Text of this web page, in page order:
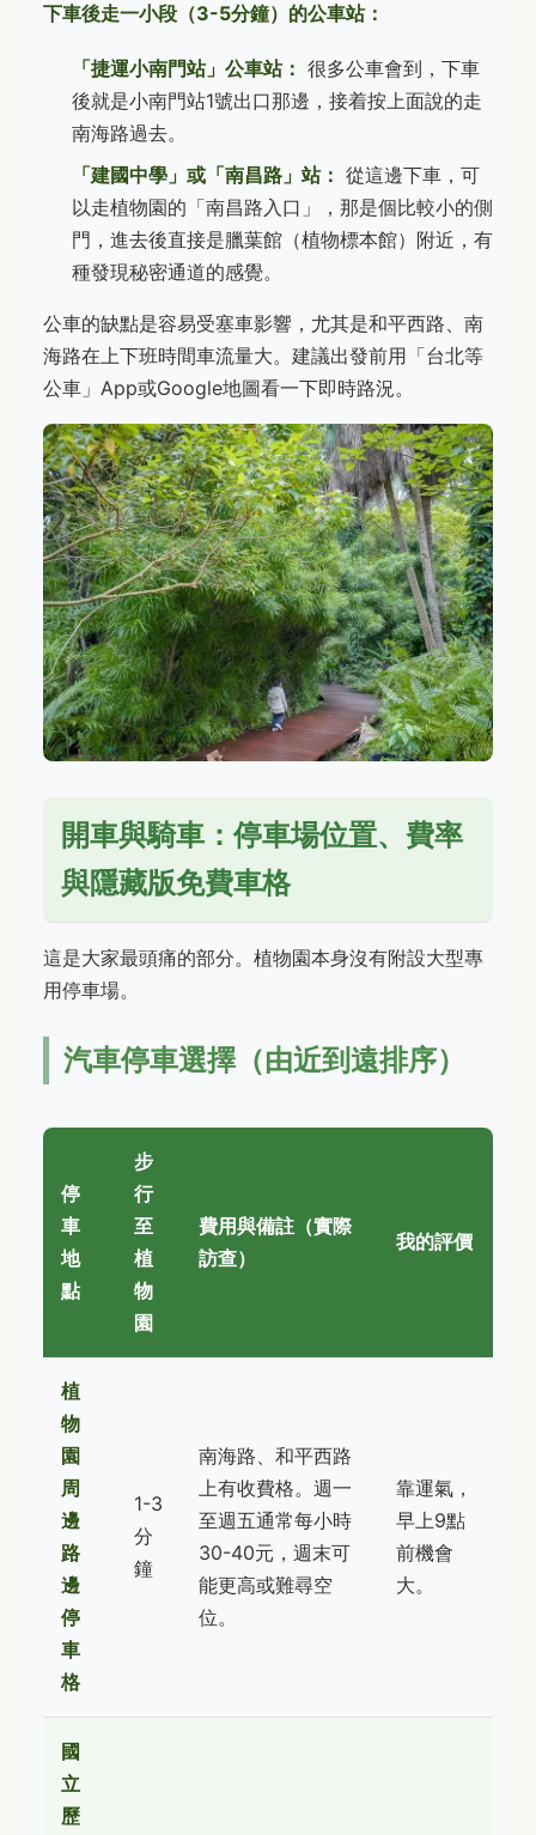
下車後走一小段（3-5分鐘）的公車站：
「捷運小南門站」公車站： 很多公車會到，下車
後就是小南門站1號出口那邊，接着按上面說的走
南海路過去。
「建國中學」或「南昌路」站： 從這邊下車，可
以走植物園的「南昌路入口」，那是個比較小的側
門，進去後直接是臘葉館（植物標本館）附近，有
種發現秘密通道的感覺。
公車的缺點是容易受塞車影響，尤其是和平西路、南
海路在上下班時間車流量大。建議出發前用「台北等
公車」App或Google地圖看一下即時路況。
開車與騎車：停車場位置、費率
與隱藏版免費車格
這是大家最頭痛的部分。植物園本身沒有附設大型專
用停車場。
汽車停車選擇（由近到遠排序）
停
車
地
點
步
行
至
植
物
園
費用與備註（實際
訪查）
我的評價
植
物
園
周
邊
路
邊
停
車
格
1-3
分
鐘
南海路、和平西路
上有收費格。週一
至週五通常每小時
30-40元，週末可
能更高或難尋空
位。
靠運氣，
早上9點
前機會
大。
國
立
歷